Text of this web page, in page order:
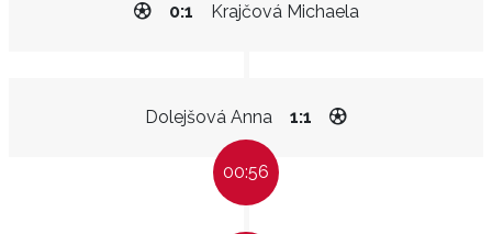
Krajčová Michaela
0:1
Dolejšová Anna 1:1
00:56